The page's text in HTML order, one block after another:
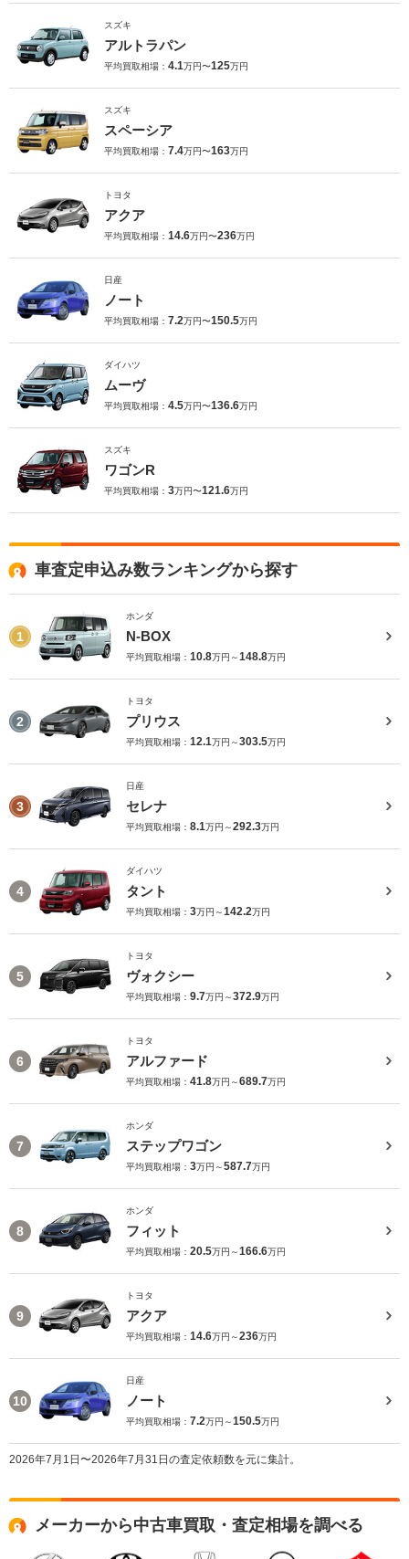
スズキ
アルトラパン
平均買取相場： 4.1万円〜125万円
スズキ
スペーシア
平均買取相場： 7.4万円〜163万円
トヨタ
アクア
平均買取相場： 14.6万円〜236万円
日産
ノート
平均買取相場： 7.2万円〜150.5万円
ダイハツ
ムーヴ
平均買取相場： 4.5万円〜136.6万円
スズキ
ワゴンR
平均買取相場： 3万円〜121.6万円
車査定申込み数ランキングから探す
1
ホンダ
N-BOX
平均買取相場： 10.8万円～148.8万円
2
トヨタ
プリウス
平均買取相場： 12.1万円～303.5万円
3
日産
セレナ
平均買取相場： 8.1万円～292.3万円
4
ダイハツ
タント
平均買取相場： 3万円～142.2万円
5
トヨタ
ヴォクシー
平均買取相場： 9.7万円～372.9万円
6
トヨタ
アルファード
平均買取相場： 41.8万円～689.7万円
7
ホンダ
ステップワゴン
平均買取相場： 3万円～587.7万円
8
ホンダ
フィット
平均買取相場： 20.5万円～166.6万円
9
トヨタ
アクア
平均買取相場： 14.6万円～236万円
10
日産
ノート
平均買取相場： 7.2万円～150.5万円
2026年7月1日〜2026年7月31日の査定依頼数を元に集計。
メーカーから中古車買取・査定相場を調べる